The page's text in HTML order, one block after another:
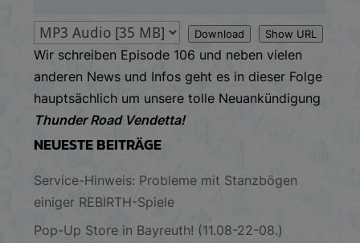
Download Show URL
Wir schreiben Episode 106 und neben vielen
anderen News und Infos geht es in dieser Folge
hauptsächlich um unsere tolle Neuankündigung
Thunder Road Vendetta!
NEUESTE BEITRÄGE
Service-Hinweis: Probleme mit Stanzbögen
einiger REBIRTH-Spiele
Pop-Up Store in Bayreuth! (11.08-22-08.)